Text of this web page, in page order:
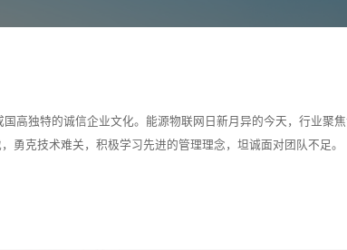
高独特的诚信企业文化。能源物联网日新月异的今天，行业聚
勇克技术难关，积极学习先进的管理理念，坦诚面对团队不足。